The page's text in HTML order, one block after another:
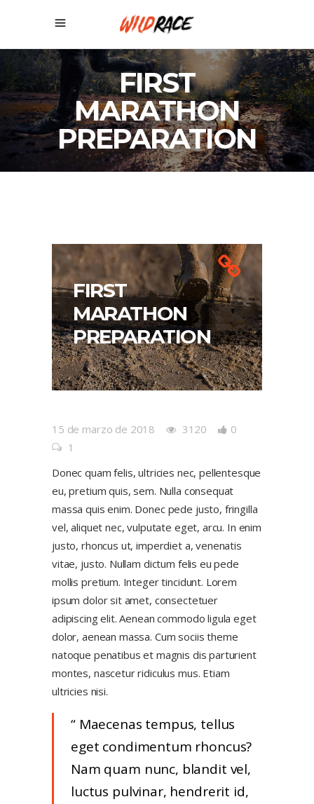
FIRST
MARATHON
PREPARATION
FIRST
MARATHON
PREPARATION
15 de marzo de 2018 3120
0
1
Donec quam felis, ultricies nec, pellentesque
eu, pretium quis, sem. Nulla consequat
massa quis enim. Donec pede justo, fringilla
vel, aliquet nec, vulputate eget, arcu. In enim
justo, rhoncus ut, imperdiet a, venenatis
vitae, justo. Nullam dictum felis eu pede
mollis pretium. Integer tincidunt. Lorem
ipsum dolor sit amet, consectetuer
adipiscing elit. Aenean commodo ligula eget
dolor, aenean massa. Cum sociis theme
natoque penatibus et magnis dis parturient
montes, nascetur ridiculus mus. Etiam
ultricies nisi.
Maecenas tempus, tellus
eget condimentum rhoncus?
Nam quam nunc, blandit vel,
luctus pulvinar, hendrerit id,